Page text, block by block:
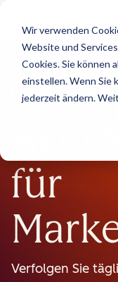
Wir verwenden
Website und
Cookies. Sie können
einstellen. Wenn Sie
jederzeit ändern.
für
Verfolgen Sie